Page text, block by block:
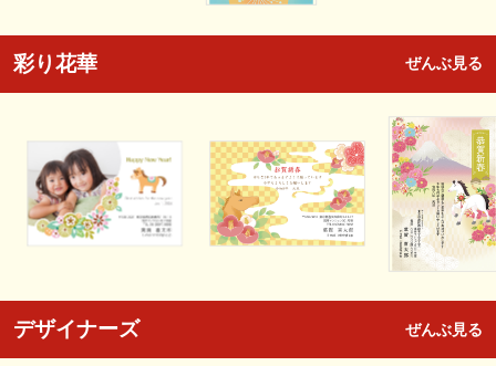
彩り花華 ぜんぶ見る
デザイナーズ ぜんぶ見る